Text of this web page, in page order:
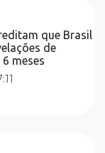
que Brasil
de
meses